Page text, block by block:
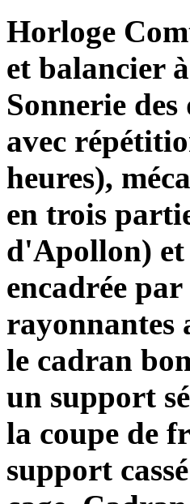
Horloge
et balancier
Sonnerie
avec
heures),
en trois
d'Apollon) et
encadrée
rayonnantes
le cadran
un support
la coupe de
support